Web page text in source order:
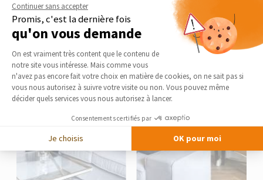
Continuer sans accepter
Promis, c'est la dernière fois
qu'on vous demande
Plateforme de Gestion du
On est vraiment très content que le contenu de
notre site vous intéresse. Mais comme vous
n'avez pas encore fait votre choix en matière de cookies, on ne sait pas si
vous nous autorisez à suivre votre visite ou non. Vous pouvez même
décider quels services vous nous autorisez à lancer.
Consentements certifiés par
Je choisis OK pour moi
Axeptio consent